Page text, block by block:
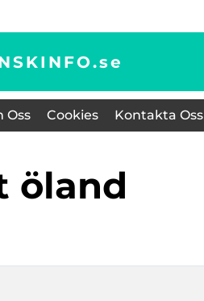
se
Oss Cookies Kontakta Oss
öland